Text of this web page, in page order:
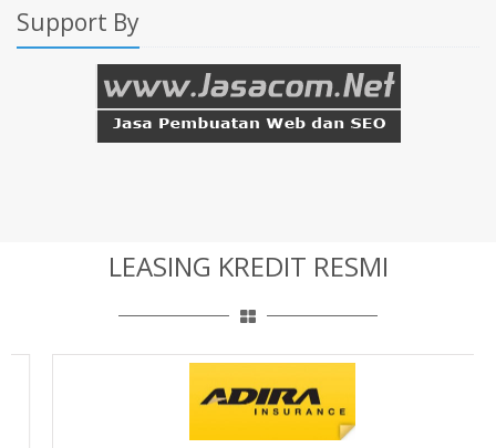
Support By
LEASING KREDIT RESMI